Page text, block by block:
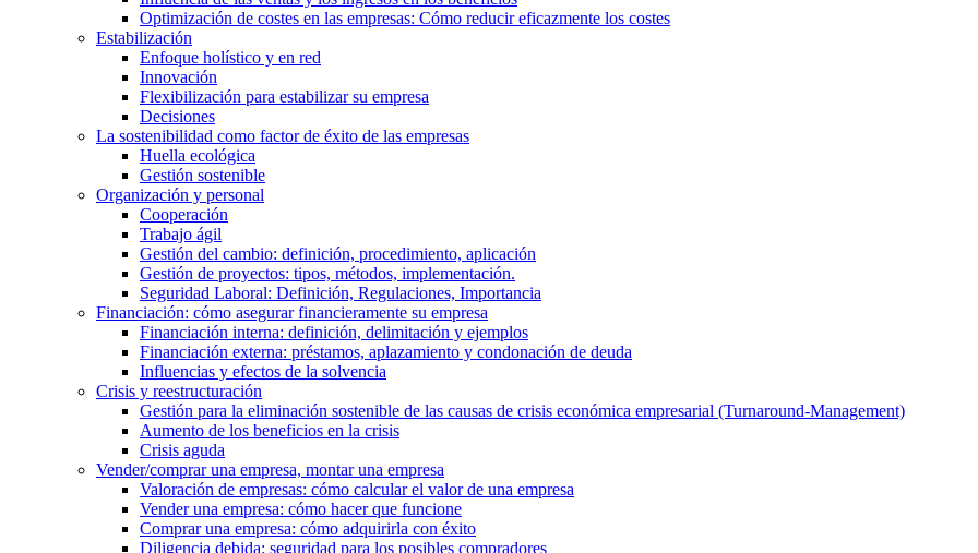
Optimización de costes en las empresas: Cómo reducir eficazmente los costes
Estabilización
Enfoque holístico y en red
Innovación
Flexibilización para estabilizar su empresa
Decisiones
La sostenibilidad como factor de éxito de las empresas
Huella ecológica
Gestión sostenible
Organización y personal
Cooperación
Trabajo ágil
Gestión del cambio: definición, procedimiento, aplicación
Gestión de proyectos: tipos, métodos, implementación.
Seguridad Laboral: Definición, Regulaciones, Importancia
Financiación: cómo asegurar financieramente su empresa
Financiación interna: definición, delimitación y ejemplos
Financiación externa: préstamos, aplazamiento y condonación de deuda
Influencias y efectos de la solvencia
Crisis y reestructuración
Gestión para la eliminación sostenible de las causas de crisis económica empresarial (Turnaround-Management)
Aumento de los beneficios en la crisis
Crisis aguda
Vender/comprar una empresa, montar una empresa
Valoración de empresas: cómo calcular el valor de una empresa
Vender una empresa: cómo hacer que funcione
Comprar una empresa: cómo adquirirla con éxito
Diligencia debida: seguridad para los posibles compradores